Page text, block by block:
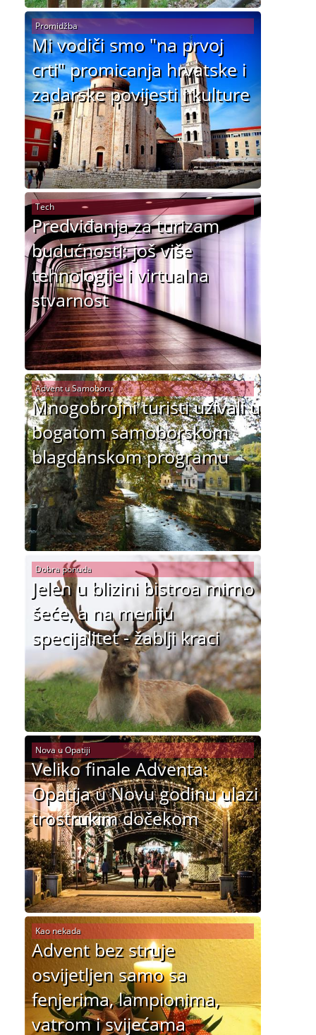
Mi vodiči smo "na prvoj
crti" promicanja hrvatske i
zadarske povijesti i kulture
Promidžba
Predviđanja za turizam
budućnosti: još više
tehnologije i virtualna
stvarnost
Tech
Mnogobrojni turisti uživali u
bogatom samoborskom
blagdanskom programu
Advent u Samoboru
Jelen u blizini bistroa mirno
šeće, a na meniju
specijalitet - žablji kraci
Dobra ponuda
Veliko finale Adventa:
Opatija u Novu godinu ulazi
trostrukim dočekom
Nova u Opatiji
Advent bez struje
osvijetljen samo sa
fenjerima, lampionima,
vatrom i svijećama
Kao nekada